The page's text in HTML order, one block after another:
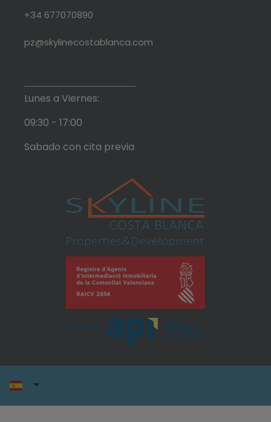
+34 677070890
pz@skylinecostablanca.com
Lunes a Viernes:
09:30 - 17:00
Sabado con cita previa